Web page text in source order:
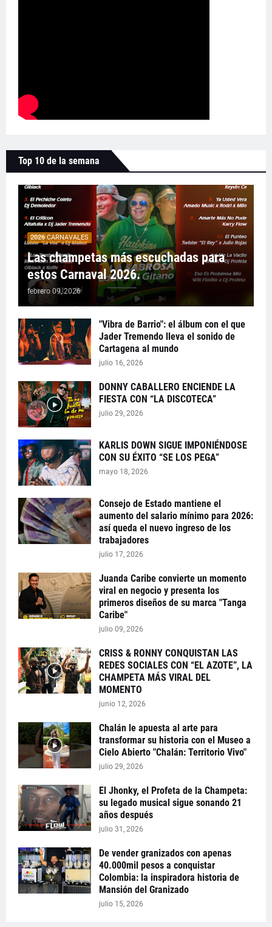
Top 10 de la semana
2026 CARNAVALES
Las champetas más escuchadas para
estos Carnaval 2026.
febrero 09, 2026
"Vibra de Barrio": el álbum con el que
Jader Tremendo lleva el sonido de
Cartagena al mundo
julio 16, 2026
DONNY CABALLERO ENCIENDE LA
FIESTA CON “LA DISCOTECA”
julio 29, 2026
KARLIS DOWN SIGUE IMPONIÉNDOSE
CON SU ÉXITO “SE LOS PEGA”
mayo 18, 2026
Consejo de Estado mantiene el
aumento del salario mínimo para 2026:
así queda el nuevo ingreso de los
trabajadores
julio 17, 2026
Juanda Caribe convierte un momento
viral en negocio y presenta los
primeros diseños de su marca "Tanga
Caribe"
julio 09, 2026
CRISS & RONNY CONQUISTAN LAS
REDES SOCIALES CON “EL AZOTE”, LA
CHAMPETA MÁS VIRAL DEL
MOMENTO
junio 12, 2026
Chalán le apuesta al arte para
transformar su historia con el Museo a
Cielo Abierto "Chalán: Territorio Vivo"
julio 29, 2026
El Jhonky, el Profeta de la Champeta:
su legado musical sigue sonando 21
años después
julio 31, 2026
De vender granizados con apenas
40.000mil pesos a conquistar
Colombia: la inspiradora historia de
Mansión del Granizado
julio 15, 2026